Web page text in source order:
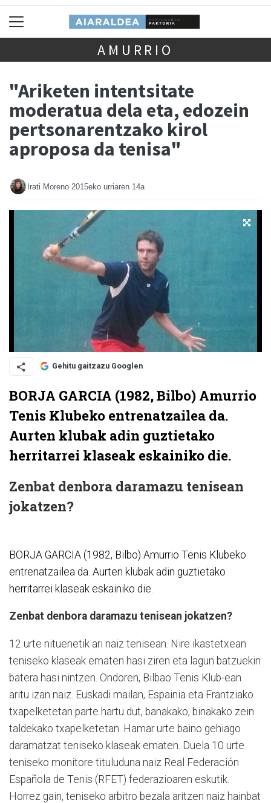
AMURRIO
"Ariketen intentsitate
moderatua dela eta, edozein
pertsonarentzako kirol
aproposa da tenisa"
Irati Moreno 2015eko urriaren 14a
Gehitu gaitzazu Googlen
BORJA GARCIA (1982, Bilbo) Amurrio
Tenis Klubeko entrenatzailea da.
Aurten klubak adin guztietako
herritarrei klaseak eskainiko die.
Zenbat denbora daramazu tenisean
jokatzen?
BORJA GARCIA (1982, Bilbo) Amurrio Tenis Klubeko
entrenatzailea da. Aurten klubak adin guztietako
herritarrei klaseak eskainiko die.
Zenbat denbora daramazu tenisean jokatzen?
12 urte nituenetik ari naiz tenisean. Nire ikastetxean
teniseko klaseak ematen hasi ziren eta lagun batzuekin
batera hasi nintzen. Ondoren, Bilbao Tenis Klub-ean
aritu izan naiz. Euskadi mailan, Espainia eta Frantziako
txapelketetan parte hartu dut, banakako, binakako zein
taldekako txapelketetan. Hamar urte baino gehiago
daramatzat teniseko klaseak ematen. Duela 10 urte
teniseko monitore tituluduna naiz Real Federación
Española de Tenis (RFET) federazioaren eskutik.
Horrez gain, teniseko arbitro bezala aritzen naiz hainbat